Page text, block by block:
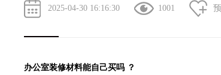
2025-04-30 16:16:30 1001
办公室装修材料能自己买吗 ？